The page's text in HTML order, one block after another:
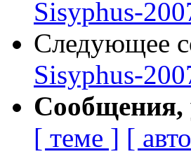
Sisyphus-
Следующее
Sisyphus-
Сообщения,
[ теме ] [